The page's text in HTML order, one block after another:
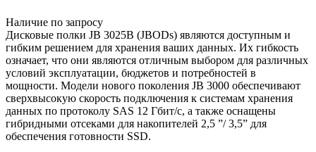
Наличие по запросу
Дисковые полки JB 3025B (JBODs) являются доступным и
гибким решением для хранения ваших данных. Их гибкость
означает, что они являются отличным выбором для различных
условий эксплуатации, бюджетов и потребностей в
мощности. Модели нового поколения JB 3000 обеспечивают
сверхвысокую скорость подключения к системам хранения
данных по протоколу SAS 12 Гбит/с, а также оснащены
гибридными отсеками для накопителей 2,5 ”/ 3,5” для
обеспечения готовности SSD.